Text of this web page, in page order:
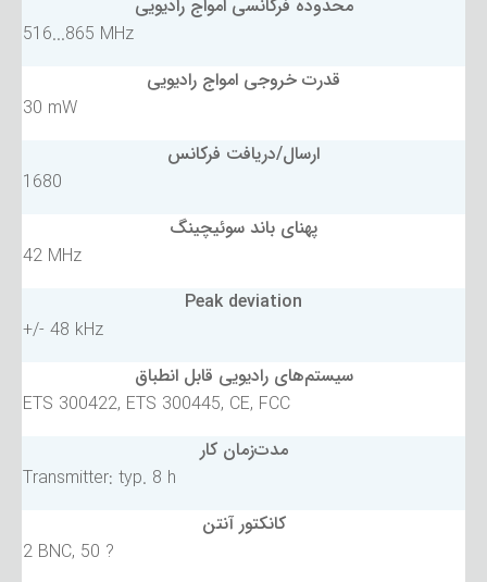
محدوده فرکانسی امواج رادیویی
516...865 MHz
قدرت خروجی امواج رادیویی
30 mW
ارسال/دریافت فرکانس
1680
پهنای باند سوئیچینگ
42 MHz
Peak deviation
+/- 48 kHz
سیستم‌های رادیویی قابل انطباق
ETS 300422, ETS 300445, CE, FCC
مدت‌زمان کار
Transmitter: typ. 8 h
کانکتور آنتن
2 BNC, 50 ?